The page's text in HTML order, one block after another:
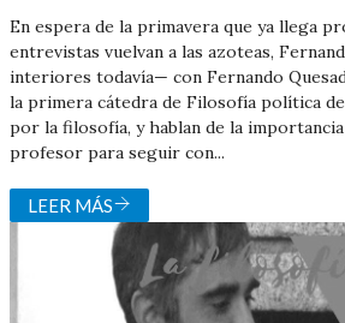
En espera de la primavera que ya llega
entrevistas vuelvan a las azoteas,
interiores todavía— con Fernando
la primera cátedra de Filosofía política de
por la filosofía, y hablan de la
profesor para seguir con...
LEER MÁS